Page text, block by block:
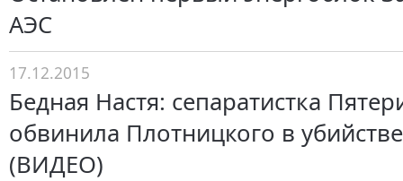
АЭС
17.12.2015
Бедная Настя: сепаратистка
обвинила Плотницкого в
(ВИДЕО)